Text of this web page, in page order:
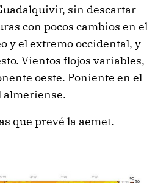
sin descartar
con pocos cambios en el
y el extremo occidental, y
Vientos flojos variables,
oeste. Poniente en el
almeriense.
que prevé la aemet.